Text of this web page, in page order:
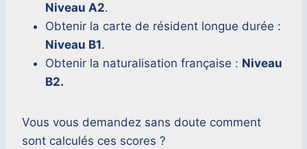
Niveau A2.
Obtenir la carte de résident longue durée :
Niveau B1.
Obtenir la naturalisation française : Niveau
B2.
Vous vous demandez sans doute comment
sont calculés ces scores ?